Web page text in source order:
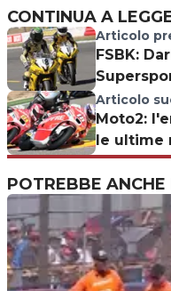
CONTINUA A
Articolo
FSBK:
Gregory
Articolo
Moto2:
le ultime
POTREBBE ANCHE